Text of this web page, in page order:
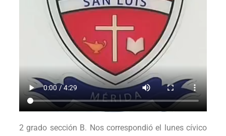
2 grado sección B. Nos correspondió el lunes cívico